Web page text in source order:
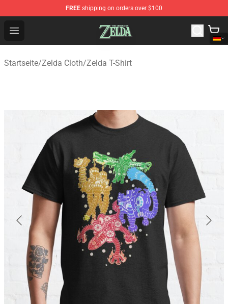
FREE shipping on orders over $100
Open menu
The Legend of Zelda Store - Official The Legend of
Startseite/Zelda Cloth/Zelda T-Shirt